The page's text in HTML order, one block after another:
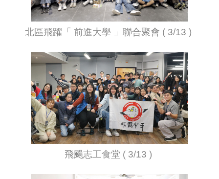
北區飛躍「 前進大學 」聯合聚會 ( 3/13 )
飛颺志工食堂 ( 3/13 )